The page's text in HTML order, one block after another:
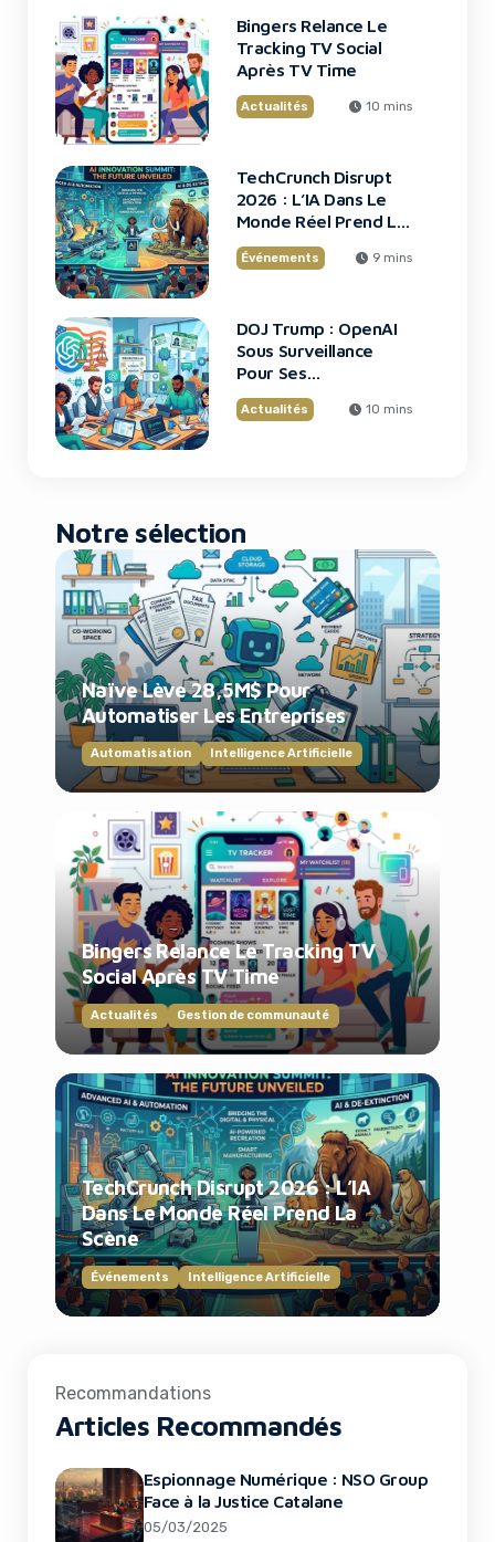
Bingers Relance Le
Tracking TV Social
Après TV Time
Actualités 10 mins
TechCrunch Disrupt
2026 : L’IA Dans Le
Monde Réel Prend La
Scène
Événements 9 mins
DOJ Trump : OpenAI
Sous Surveillance
Pour Ses
Recrutements
Actualités 10 mins
Notre sélection
Naïve Lève 28,5M$ Pour
Automatiser Les Entreprises
Automatisation Intelligence Artificielle
Bingers Relance Le Tracking TV
Social Après TV Time
Actualités Gestion de communauté
TechCrunch Disrupt 2026 : L’IA
Dans Le Monde Réel Prend La
Scène
Événements Intelligence Artificielle
Recommandations
Articles Recommandés
Espionnage Numérique : NSO Group
Face à la Justice Catalane
05/03/2025